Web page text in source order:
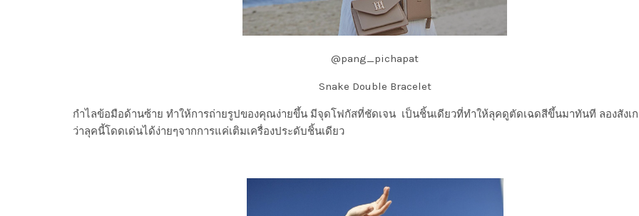
@pang_pichapat
Snake Double Bracelet
กำไลข้อมือด้านซ้าย ทำให้การถ่ายรูปของคุณง่ายขึ้น มีจุดโฟกัสที่ชัดเจน เป็นชิ้นเดียวที่ทำให้ลุคดูตัดเฉดสีขึ้นมาทันที ลองสังเก
ว่าลุคนี้โดดเด่นได้ง่ายๆจากการแค่เติมเครื่องประดับชิ้นเดียว